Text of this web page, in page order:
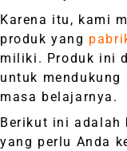
Karena itu, kami
produk yang
miliki. Produk ini
untuk mendukung
masa belajarnya.
Berikut ini adalah
yang perlu Anda